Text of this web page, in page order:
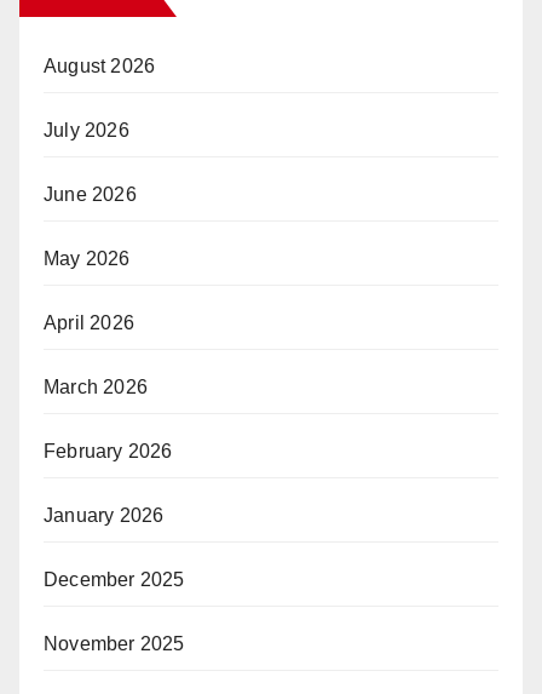
August 2026
July 2026
June 2026
May 2026
April 2026
March 2026
February 2026
January 2026
December 2025
November 2025